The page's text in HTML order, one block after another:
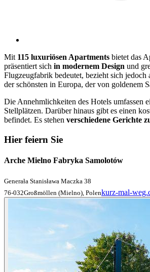
Mit 115 luxuriösen Apartments bietet das
präsentiert sich in modernem Design und
Flugzeugfabrik bedeutet, bezieht sich
der schönsten in Europa, der von goldenem
Die Annehmlichkeiten des Hotels umfassen
Stellplätzen. Darüber hinaus gibt es einen
befindet. Es stehen verschiedene Gerichte
Hier feiern Sie
Arche Mielno Fabryka Samolotów
Generała Stanisława Maczka 38
76-032Großmöllen (Mielno), Polenkurz-mal-